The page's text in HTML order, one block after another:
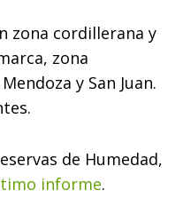
zona cordillerana y
zona
y San Juan.
de Humedad,
informe.